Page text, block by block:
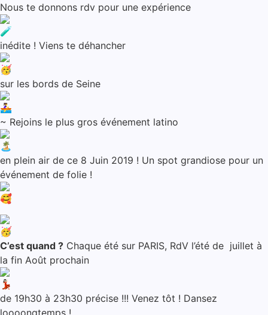
Nous te donnons rdv pour une expérience
inédite ! Viens te déhancher
sur les bords de Seine
~ Rejoins le plus gros événement latino
en plein air de ce 8 Juin 2019 ! Un spot grandiose pour un
événement de folie !
C’est quand ? Chaque été sur PARIS, RdV l’été de juillet à
la fin Août prochain
de 19h30 à 23h30 précise !!! Venez tôt ! Dansez
loooongtemps !